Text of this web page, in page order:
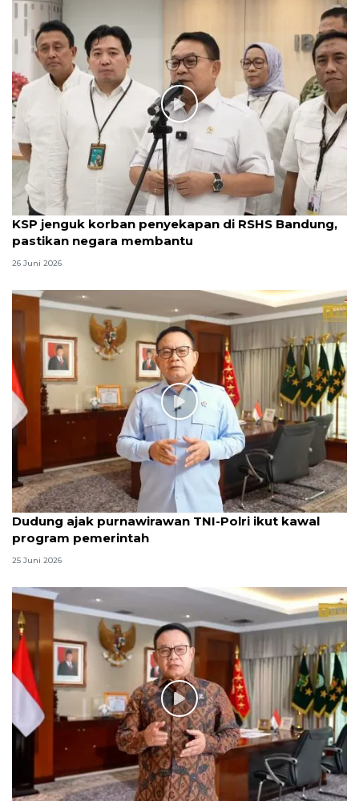
KSP jenguk korban penyekapan di RSHS Bandung,
pastikan negara membantu
26 Juni 2026
Dudung ajak purnawirawan TNI-Polri ikut kawal
program pemerintah
25 Juni 2026